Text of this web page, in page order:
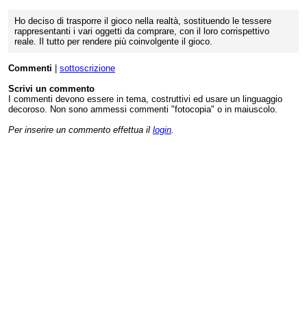
Ho deciso di trasporre il gioco nella realtà, sostituendo le tessere
rappresentanti i vari oggetti da comprare, con il loro corrispettivo
reale. Il tutto per rendere più coinvolgente il gioco.
Commenti | sottoscrizione
Scrivi un commento
I commenti devono essere in tema, costruttivi ed usare un linguaggio
decoroso. Non sono ammessi commenti "fotocopia" o in maiuscolo.
Per inserire un commento effettua il login